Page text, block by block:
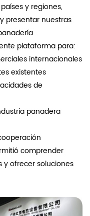
y regiones,
presentar nuestras
plataforma para:
internacionales
existentes
de
panadera
comprender
y ofrecer soluciones